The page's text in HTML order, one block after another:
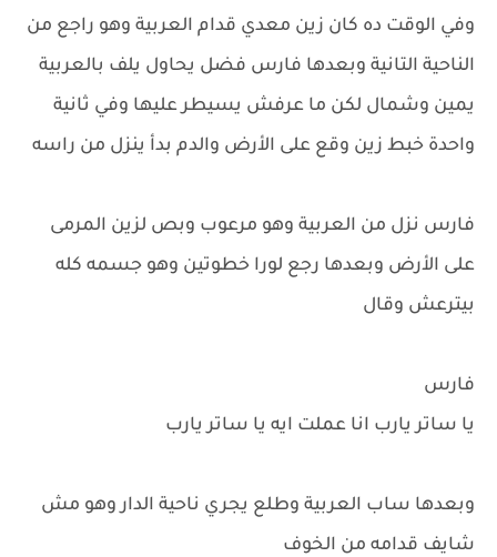
وفي الوقت ده كان زين معدي قدام العربية وهو راجع من
الناحية التانية وبعدها فارس فضل يحاول يلف بالعربية
يمين وشمال لكن ما عرفش يسيطر عليها وفي ثانية
واحدة خبط زين وقع على الأرض والدم بدأ ينزل من راسه
فارس نزل من العربية وهو مرعوب وبص لزين المرمى
على الأرض وبعدها رجع لورا خطوتين وهو جسمه كله
بيترعش وقال
فارس
يا ساتر يارب انا عملت ايه يا ساتر يارب
وبعدها ساب العربية وطلع يجري ناحية الدار وهو مش
شايف قدامه من الخوف